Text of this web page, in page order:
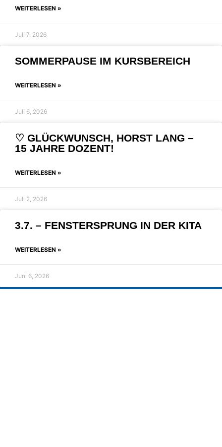
WEITERLESEN »
Juli 7, 2026
SOMMERPAUSE IM KURSBEREICH
WEITERLESEN »
Juli 6, 2026
♡ GLÜCKWUNSCH, HORST LANG –
15 JAHRE DOZENT!
WEITERLESEN »
Juli 2, 2026
3.7. – FENSTERSPRUNG IN DER KITA
WEITERLESEN »
Juni 6, 2026